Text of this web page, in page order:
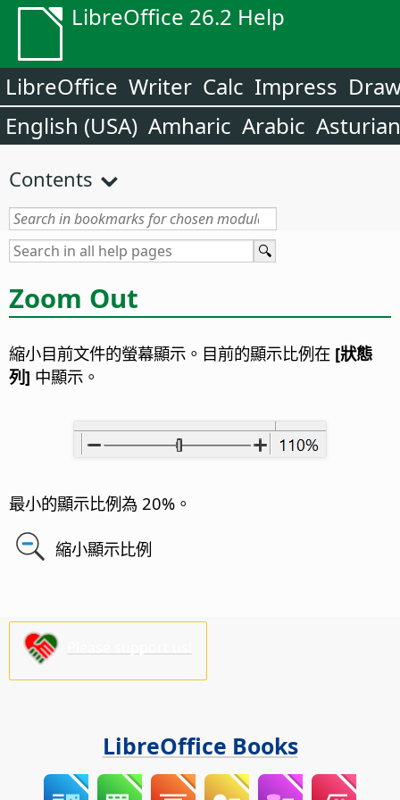
LibreOffice 26.2 Help
LibreOffice Writer Calc Impress
English (USA) Amharic Arabic Asturian
Contents
Zoom Out
縮小目前文件的螢幕顯示。目前的顯示比例在 [狀態
列] 中顯示。
最小的顯示比例為 20%。
縮小顯示比例
LibreOffice Books